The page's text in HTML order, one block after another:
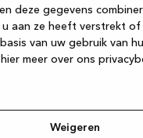
deze gegevens
aan ze heeft verstrekt of
van uw gebruik van
hier meer over ons
Weigeren
(see the browser